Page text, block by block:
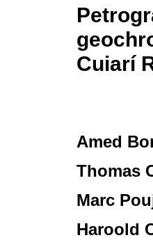
Cuiarí
Amed
Thomas
Marc
Haroold